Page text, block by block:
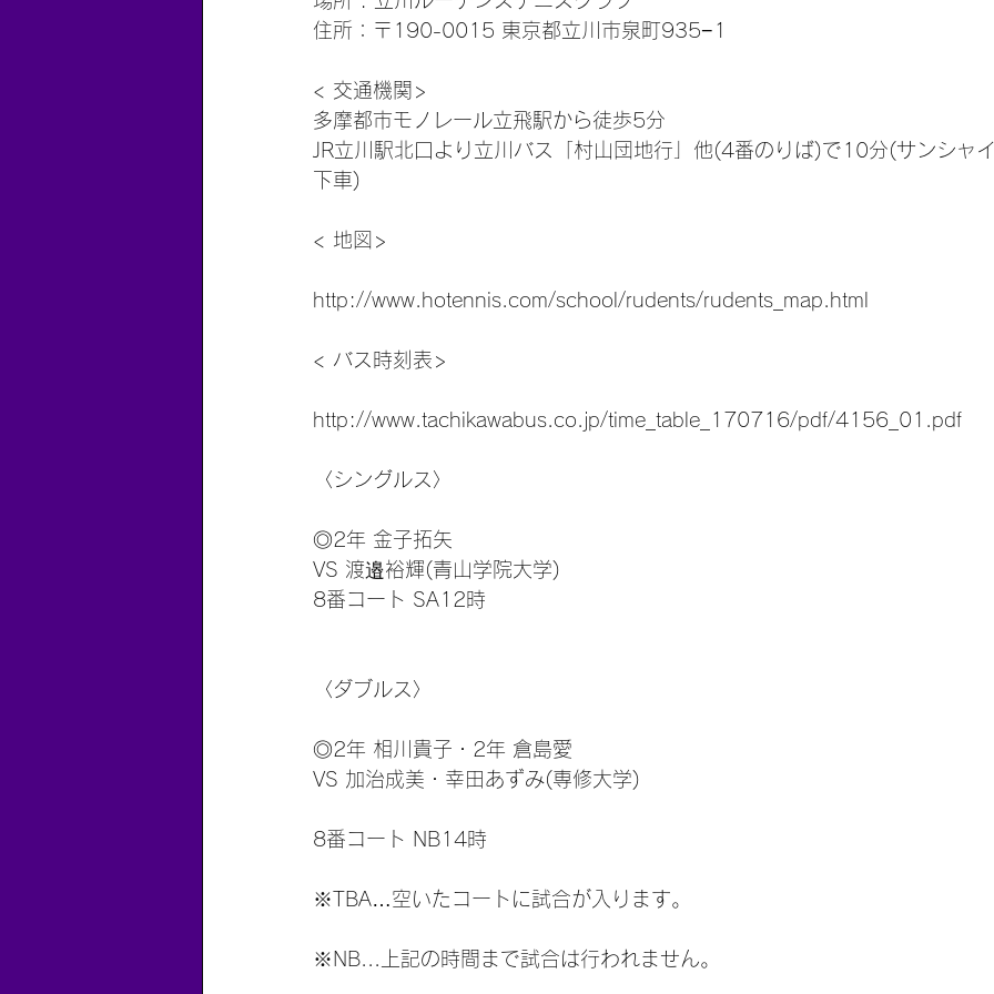
住所：〒190-0015 東京都立川市泉町935−1
< 交通機関>
多摩都市モノレール立飛駅から徒歩5分
JR立川駅北口より立川バス「村山団地行」他(4番のりば)で10分(サンシャ
下車)
< 地図>
‭‭http://www.hotennis.com/school/rudents/rudents_map.html‬‬
< バス時刻表>
‭‭http://www.tachikawabus.co.jp/time_table_170716/pdf/4156_01.pdf‬‬
〈シングルス〉
◎2年 金子拓矢
VS 渡邉裕輝(青山学院大学)
8番コート SA12時
〈ダブルス〉
◎2年 相川貴子・2年 倉島愛
VS 加治成美・幸田あずみ(専修大学)
8番コート NB14時
※TBA…空いたコートに試合が入ります。
※NB...上記の時間まで試合は行われません。